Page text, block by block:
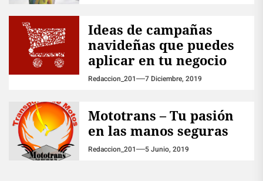
Ideas de campañas
navideñas que puedes
aplicar en tu negocio
Redaccion_201 7 Diciembre, 2019
Mototrans – Tu pasión
en las manos seguras
Redaccion_201 5 Junio, 2019